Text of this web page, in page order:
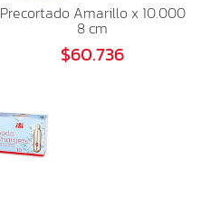
Precortado Amarillo x 10.000
8 cm
$60.736